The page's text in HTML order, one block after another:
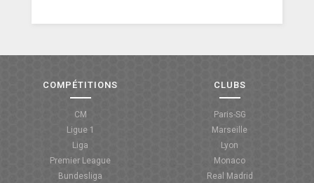
COMPÉTITIONS
CM
Ligue 1
Liga
Premier League
Bundesliga
CLUBS
Paris-SG
Marseille
Lyon
Monaco
Real Madrid